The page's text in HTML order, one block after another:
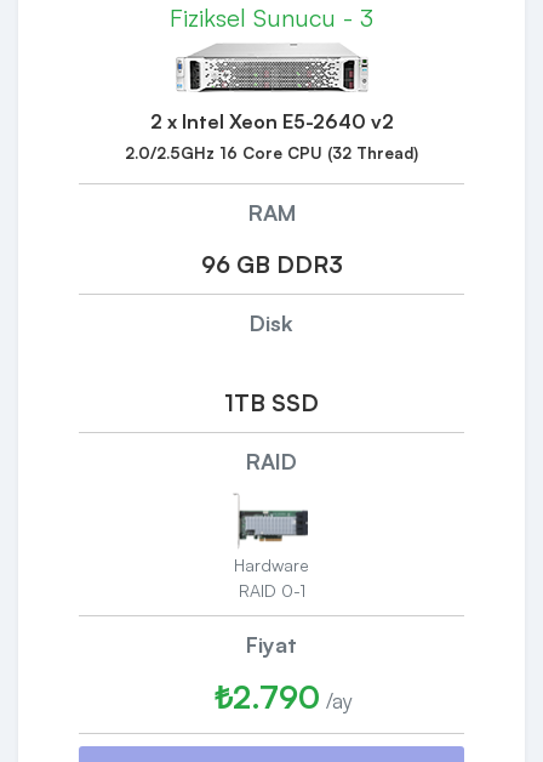
Fiziksel Sunucu - 3
2 x Intel Xeon E5-2640 v2
2.0/2.5GHz 16 Core CPU (32 Thread)
RAM
96 GB DDR3
Disk
1TB SSD
RAID
Hardware
RAID 0-1
Fiyat
₺2.790 /ay